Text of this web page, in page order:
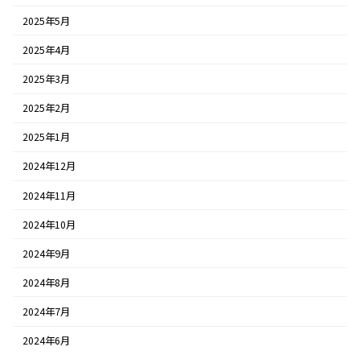
2025年5月
2025年4月
2025年3月
2025年2月
2025年1月
2024年12月
2024年11月
2024年10月
2024年9月
2024年8月
2024年7月
2024年6月